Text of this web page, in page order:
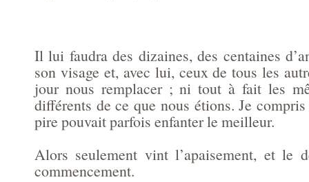
Il lui faudra des dizaines, des centaines
son visage et, avec lui, ceux de tous les
jour nous remplacer ; ni tout à fait les
différents de ce que nous étions. Je
pire pouvait parfois enfanter le meilleur.
Alors seulement vint l’apaisement, et le
commencement.